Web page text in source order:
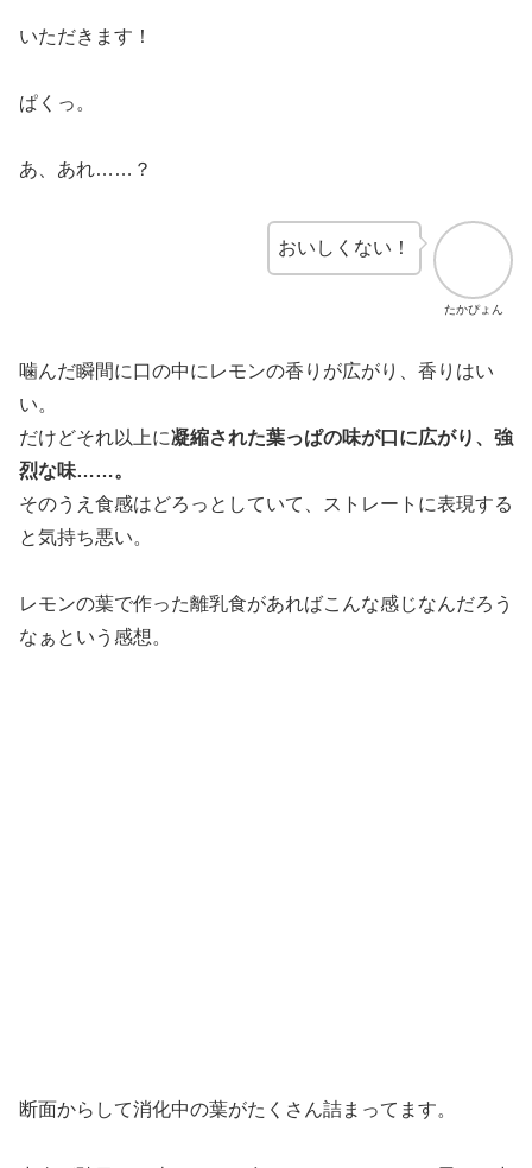
いただきます！
ぱくっ。
あ、あれ……？
たかぴょん
おいしくない！
噛んだ瞬間に口の中にレモンの香りが広がり、香りはい
い。
だけどそれ以上に凝縮された葉っぱの味が口に広がり、強
烈な味……。
そのうえ食感はどろっとしていて、ストレートに表現する
と気持ち悪い。
レモンの葉で作った離乳食があればこんな感じなんだろう
なぁという感想。
断面からして消化中の葉がたくさん詰まってます。